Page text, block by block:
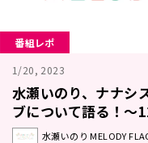
番組レポ
1/20, 2023
水瀬いのり、ナナシ
ブについて語る！〜
りMELODY FLAG」
水瀬いのり MELODY